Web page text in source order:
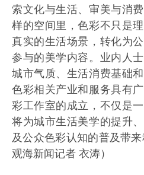
索文化与生活、审美与消
样的空间里，色彩不只是
真实的生活场景，转化为
参与的美学内容。业内人
城市气质、生活消费基础
色彩相关产业和服务具有
彩工作室的成立，不仅是
将为城市生活美学的提升
及公众色彩认知的普及带
观海新闻记者 衣涛）